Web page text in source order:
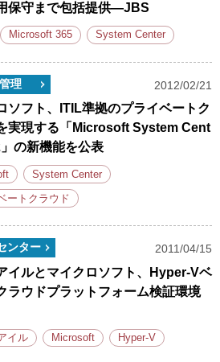
保守まで包括提供―JBS
Microsoft 365 System Center
理 2012/02/21
ソフト、ITIL準拠のプライベートク
実現する「Microsoft System Cent
の新機能を公表
System Center
ートクラウド
ンター 2011/04/15
イルとマイクロソフト、Hyper-Vベ
ラウドプラットフォーム検証環境
イル Microsoft Hyper-V